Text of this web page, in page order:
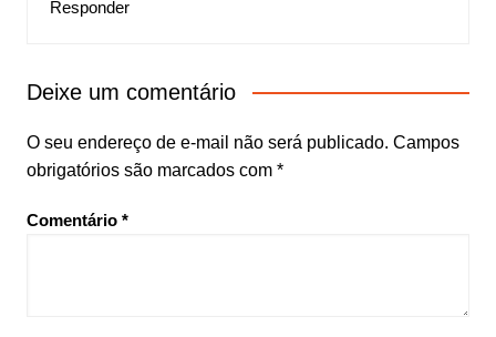
Responder
Deixe um comentário
O seu endereço de e-mail não será publicado. Campos
obrigatórios são marcados com *
Comentário *